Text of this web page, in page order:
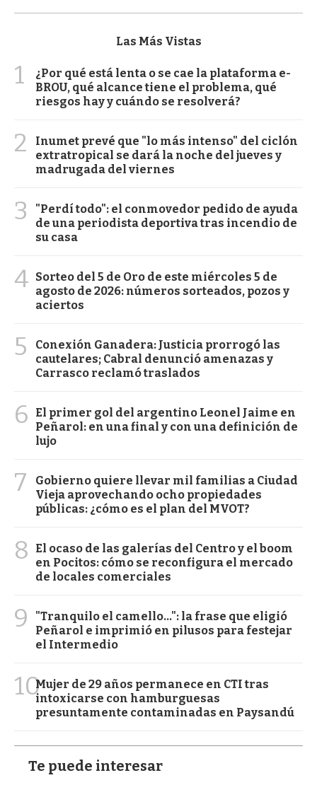
Las Más Vistas
1
¿Por qué está lenta o se cae la plataforma e-
BROU, qué alcance tiene el problema, qué
riesgos hay y cuándo se resolverá?
2
Inumet prevé que "lo más intenso" del ciclón
extratropical se dará la noche del jueves y
madrugada del viernes
3
"Perdí todo": el conmovedor pedido de ayuda
de una periodista deportiva tras incendio de
su casa
4 Sorteo del 5 de Oro de este miércoles 5 de
agosto de 2026: números sorteados, pozos y
aciertos
5
Conexión Ganadera: Justicia prorrogó las
cautelares; Cabral denunció amenazas y
Carrasco reclamó traslados
6
El primer gol del argentino Leonel Jaime en
Peñarol: en una final y con una definición de
lujo
7
Gobierno quiere llevar mil familias a Ciudad
Vieja aprovechando ocho propiedades
públicas: ¿cómo es el plan del MVOT?
8
El ocaso de las galerías del Centro y el boom
en Pocitos: cómo se reconfigura el mercado
de locales comerciales
9
"Tranquilo el camello...": la frase que eligió
Peñarol e imprimió en pilusos para festejar
el Intermedio
10Mujer de 29 años permanece en CTI tras
intoxicarse con hamburguesas
presuntamente contaminadas en Paysandú
Te puede interesar